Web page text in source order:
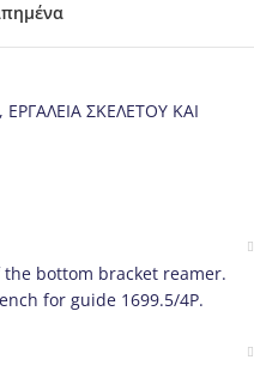
, ΕΡΓΑΛΕΙΑ ΣΚΕΛΕΤΟΥ ΚΑΙ
bottom bracket reamer.
for guide 1699.5/4P.